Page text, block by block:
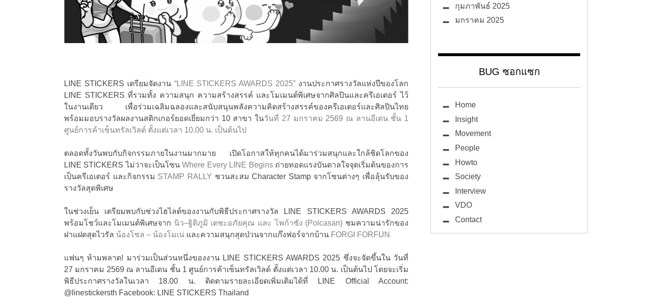
LINE STICKERS เตรียมจัดงาน “LINE STICKERS AWARDS 2025” งานประกาศรางวัลแห่งปีของโลก
LINE STICKERS ที่รวมทั้ง ความสนุก ความสร้างสรรค์ และโมเมนต์พิเศษจากศิลปินและครีเอเตอร์ ไว้
ในงานเดียว เพื่อร่วมเฉลิมฉลองและสนับสนุนพลังความคิดสร้างสรรค์ของครีเอเตอร์และศิลปินไทย
พร้อมมอบรางวัลผลงานสติกเกอร์ยอดเยี่ยมกว่า 10 สาขา ในวันที่ 27 มกราคม 2569 ณ ลานอีเดน ชั้น 1
ศูนย์การค้าเซ็นทรัลเวิลด์ ตั้งแต่เวลา 10.00 น. เป็นต้นไป
ตลอดทั้งวันพบกับกิจกรรมภายในงานมากมาย เปิดโอกาสให้ทุกคนได้มาร่วมสนุกและใกล้ชิดโลกของ
LINE STICKERS ไม่ว่าจะเป็นโซนWhere Every LINE Beginsถ่ายทอดแรงบันดาลใจจุดเริ่มต้นของการ
เป็นครีเอเตอร์ และกิจกรรม STAMP RALLY ชวนสะสม Character Stamp จากโซนต่างๆ เพื่อลุ้นรับของ
รางวัลสุดพิเศษ
ในช่วงเย็น เตรียมพบกับช่วงไฮไลต์ของงานกับพิธีประกาศรางวัล LINE STICKERS AWARDS 2025
พร้อมโชว์และโมเมนต์พิเศษจาก นิว–ฐิติภูมิ เตชะอภัยคุณ และ โพก้าซัง (Polcasan) ชมความน่ารักของ
ฝาแฝดสุดไวรัล น้องโซล – น้องโมเน่ และความสนุกสุดป่วนจากแก๊งฟอร์จากบ้าน FORGI FORFUN
แฟนๆ ห้ามพลาด! มาร่วมเป็นส่วนหนึ่งของงาน LINE STICKERS AWARDS 2025 ซึ่งจะจัดขึ้นใน วันที่
27 มกราคม 2569 ณ ลานอีเดน ชั้น 1 ศูนย์การค้าเซ็นทรัลเวิลด์ ตั้งแต่เวลา 10.00 น. เป็นต้นไป โดยจะเริ่ม
พิธีประกาศรางวัลในเวลา 18.00 น. ติดตามรายละเอียดเพิ่มเติมได้ที่ LINE Official Account:
@linestickersth Facebook: LINE STICKERS Thailand
กุมภาพันธ์ 2025
มกราคม 2025
BUG ซอกแซก
Home
Insight
Movement
People
Howto
Society
Interview
VDO
Contact